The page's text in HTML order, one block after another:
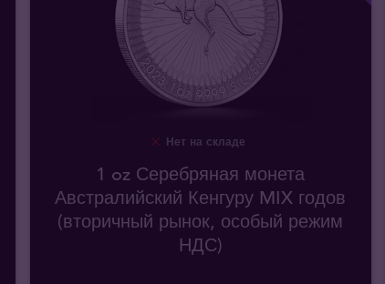
Нет на складе
1 oz Серебряная монета
Австралийский Кенгуру MIX годов
(вторичный рынок, особый режим
НДС)